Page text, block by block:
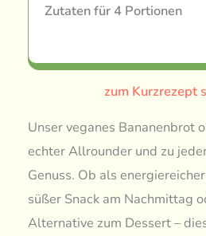
Zutaten für 4 Portionen
zum Kurzrezept
Unser veganes Bananenbrot
echter Allrounder und zu
Genuss. Ob als
süßer Snack am Nachmittag
Alternative zum Dessert –